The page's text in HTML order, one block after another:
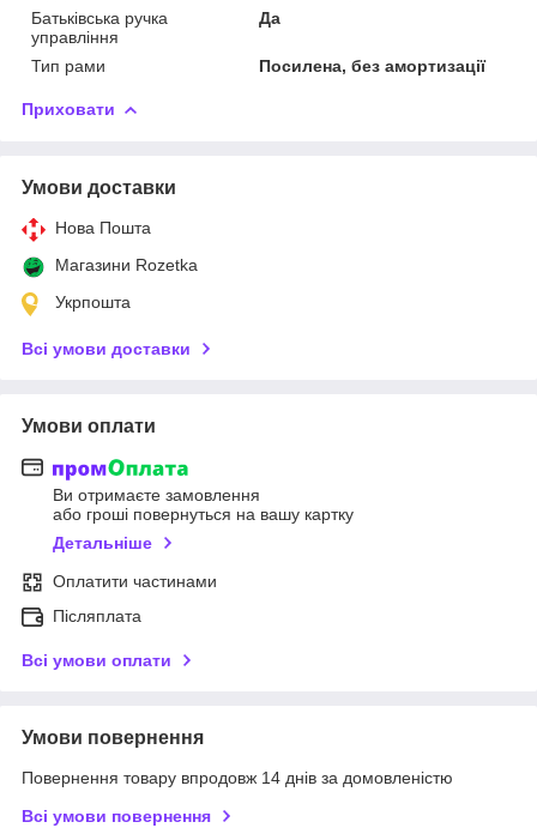
Батьківська ручка
управління
Да
Тип рами Посилена, без амортизації
Приховати
Умови доставки
Нова Пошта
Магазини Rozetka
Укрпошта
Всі умови доставки
Умови оплати
Ви отримаєте замовлення
або гроші повернуться на вашу картку
Детальніше
Оплатити частинами
Післяплата
Всі умови оплати
Умови повернення
Повернення товару впродовж 14 днів за домовленістю
Всі умови повернення